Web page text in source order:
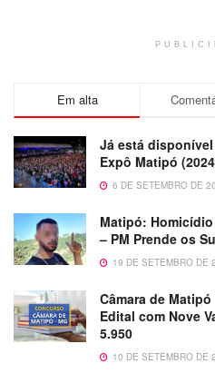
Em alta
Já está
Expô Matipó
6 DE SETEMBRO DE
Matipó:
– PM Prende os
19 DE SETEMBRO DE
Câmara de
Edital com Nove
5.950
10 DE SETEMBRO DE